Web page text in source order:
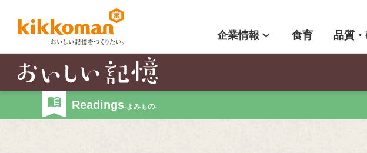
企業情報 食育 品質
Readings-よみもの-